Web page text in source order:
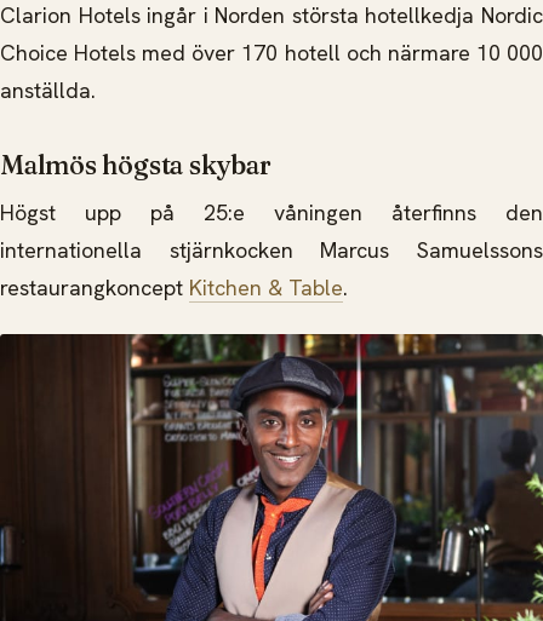
Clarion Hotels ingår i Norden största hotellkedja Nordic
Choice Hotels med över 170 hotell och närmare 10 000
anställda.
Malmös högsta skybar
Högst upp på 25:e våningen återfinns den
internationella stjärnkocken Marcus Samuelssons
restaurangkoncept Kitchen & Table.